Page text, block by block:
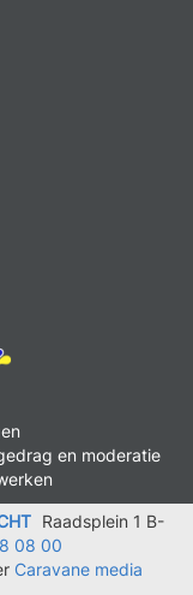
en moderatie
Raadsplein 1 B-
08 00
Caravane media